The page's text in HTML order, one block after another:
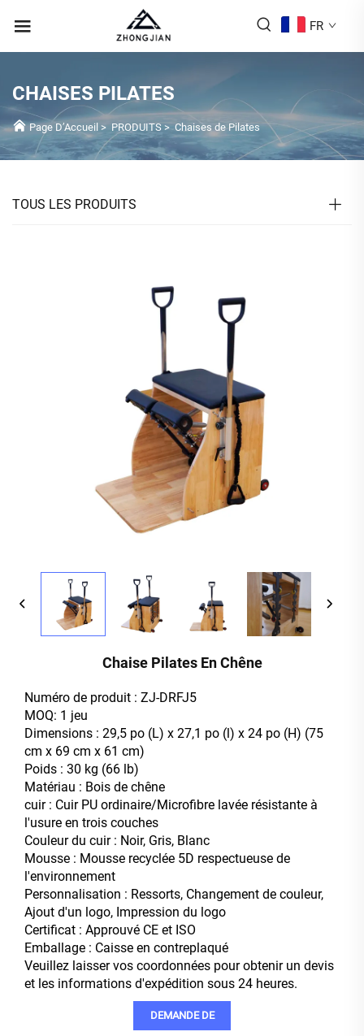
FR
CHAISES PILATES
Page D’Accueil > PRODUITS>Chaises de Pilates
TOUS LES PRODUITS
Chaise Pilates En Chêne
Numéro de produit : ZJ-DRFJ5
MOQ: 1 jeu
Dimensions : 29,5 po (L) x 27,1 po (l) x 24 po (H) (75
cm x 69 cm x 61 cm)
Poids : 30 kg (66 lb)
Matériau : Bois de chêne
cuir : Cuir PU ordinaire/Microfibre lavée résistante à
l'usure en trois couches
Couleur du cuir : Noir, Gris, Blanc
Mousse : Mousse recyclée 5D respectueuse de
l'environnement
Personnalisation : Ressorts, Changement de couleur,
Ajout d'un logo, Impression du logo
Certificat : Approuvé CE et ISO
Emballage : Caisse en contreplaqué
Veuillez laisser vos coordonnées pour obtenir un devis
et les informations d'expédition sous 24 heures.
DEMANDE DE